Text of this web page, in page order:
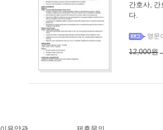
간호사,
다.
영문
12,000원